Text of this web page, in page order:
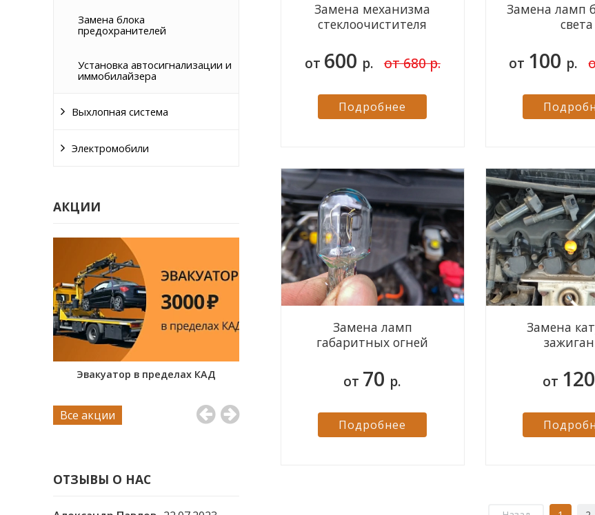
Замена блока
предохранителей
Установка автосигнализации и
иммобилайзера
Выхлопная система
Электромобили
АКЦИИ
Эвакуатор в пределах КАД Проверка каждой 4-ой форсунки Диагностика ходовой части
Все акции
ОТЗЫВЫ О НАС
Замена механизма
стеклоочистителя
от 600 р. от 680 р.
Подробнее
Замена ламп
света
от 100 р.
Замена ламп
габаритных огней
от 70 р.
Подробнее
Замена
от 120